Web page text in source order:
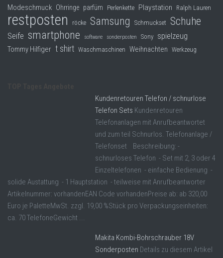
Modeschmuck Ohrringe parfüm Perlenkette Playstation Ralph Lauren
restposten röcke Samsung Schmuckset Schuhe
Seife smartphone software sonderposten Sony spielzeug
Tommy Hilfiger t shirt Waschmaschinen Weihnachten Werkzeug
Kundenretouren Telefon / schnurlose
Telefon Sets Kundenretouren
Telefonanlagen mit Anrufbeantwortet
und zum teil Schnurlos. Telefonanlage /
Telefonset Beschreibung: -
schnurloses Telefon - Set mit 2, 3 oder 4
Einzeltelefonen - einfache Bedienung -
solide Austattung - 1 Hauptstation - teilweise mit Anrufbeantworter
Artikelnummer: vorhandenEAN Code vorhandenPreise ab: ab 320,00
Euro je PaletteMwSt. zzgl. 19,00 %Stück pro Verpackungseinheiten:
ca. 70 TelefoneGewicht ...
Makita Kombi-Bohrschrauber 18V
Sonderposten Details zu diesem Artikel